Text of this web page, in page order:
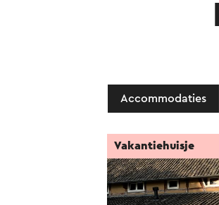
Accommodaties
Vakantiehuisje